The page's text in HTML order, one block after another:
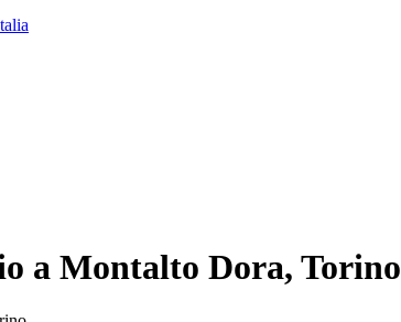
a Montalto Dora, Torino